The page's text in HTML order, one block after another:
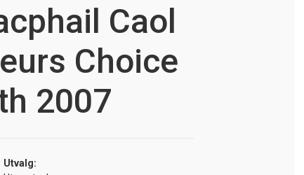
Caol
Choice
2007
Utvalg: